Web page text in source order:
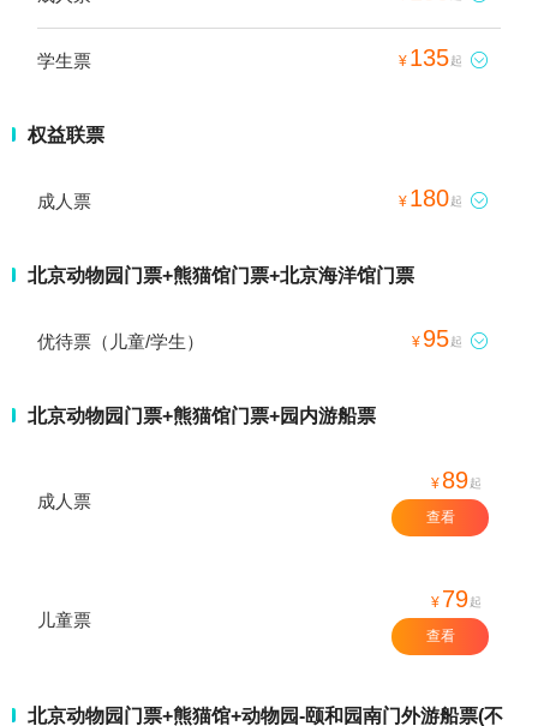
学生票 ¥ 135起 
权益联票
成人票 ¥ 180起 
北京动物园门票+熊猫馆门票+北京海洋馆门票
优待票（儿童/学生） ¥ 95起 
北京动物园门票+熊猫馆门票+园内游船票
成人票
¥ 89起
查看
儿童票
¥ 79起
查看
北京动物园门票+熊猫馆+动物园-颐和园南门外游船票(不